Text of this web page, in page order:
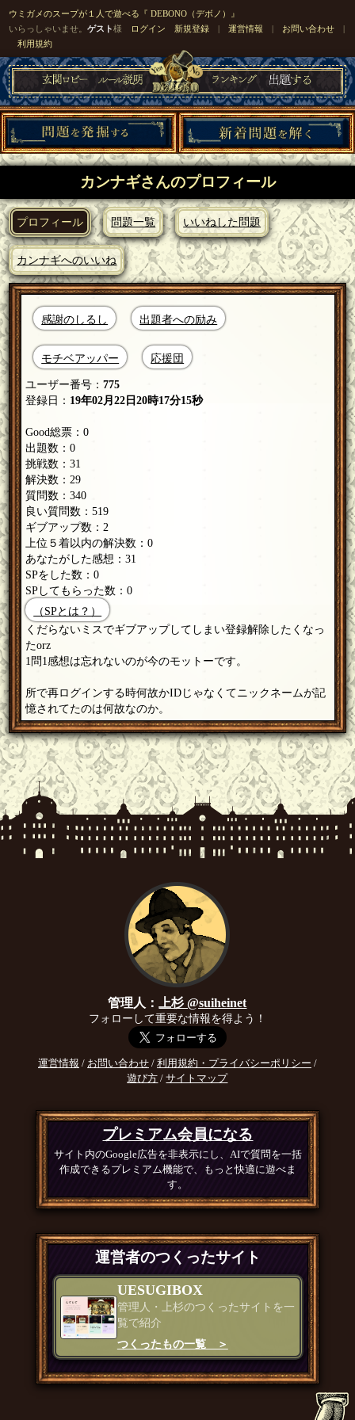
ウミガメのスープが１人で遊べる『 DEBONO（デボノ）』
いらっしゃいませ。ゲスト様 ログイン 新規登録 |運営情報 | お問い合わせ |
利用規約
カンナギさんのプロフィール
プロフィール 問題一覧 いいねした問題
カンナギへのいいね
感謝のしるし 出題者への励み
モチベアッパー 応援団
ユーザー番号：775
登録日： 19年02月22日20時17分15秒
Good総票：0
出題数：0
挑戦数：31
解決数：29
質問数：340
良い質問数：519
ギブアップ数：2
上位５着以内の解決数：0
あなたがした感想：31
SPをした数：0
SPしてもらった数：0
（SPとは？）
くだらないミスでギブアップしてしまい登録解除したくなっ
たorz
1問1感想は忘れないのが今のモットーです。
所で再ログインする時何故かIDじゃなくてニックネームが記
憶されてたのは何故なのか。
管理人：上杉 @suiheinet
フォローして重要な情報を得よう！
運営情報 / お問い合わせ/ 利用規約・プライバシーポリシー /
遊び方 /サイトマップ
プレミアム会員になる
サイト内のGoogle広告を非表示にし、AIで質問を一括
作成できるプレミアム機能で、もっと快適に遊べま
す。
運営者のつくったサイト
UESUGIBOX
管理人・上杉のつくったサイトを一
覧で紹介
つくったもの一覧 ＞